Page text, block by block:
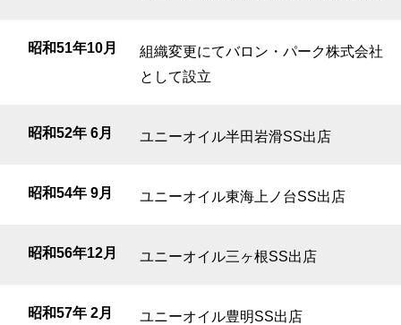
昭和51年10月
組織変更にてバロン・パーク株式会社
として設立
昭和52年 6月 ユニーオイル半田岩滑SS出店
昭和54年 9月 ユニーオイル東海上ノ台SS出店
昭和56年12月 ユニーオイル三ヶ根SS出店
昭和57年 2月 ユニーオイル豊明SS出店